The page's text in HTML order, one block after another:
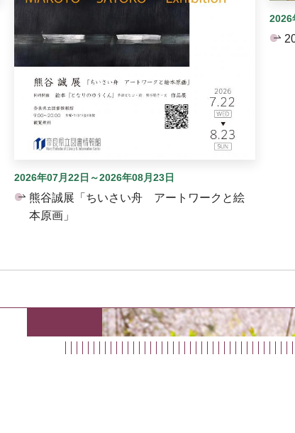
2026年07月22日～2026年08月23日
熊谷誠展「ちいさい舟 アートワークと絵
本原画」
2026